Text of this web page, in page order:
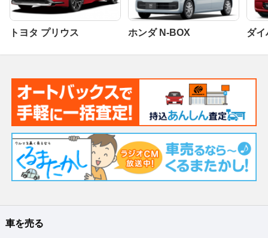
トヨタ プリウス ホンダ N-BOX ダイ
車を売る